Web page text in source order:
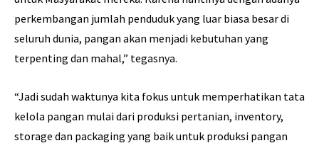
perkembangan jumlah penduduk yang luar biasa besar di
seluruh dunia, pangan akan menjadi kebutuhan yang
terpenting dan mahal,” tegasnya.
“Jadi sudah waktunya kita fokus untuk memperhatikan tata
kelola pangan mulai dari produksi pertanian, inventory,
storage dan packaging yang baik untuk produksi pangan